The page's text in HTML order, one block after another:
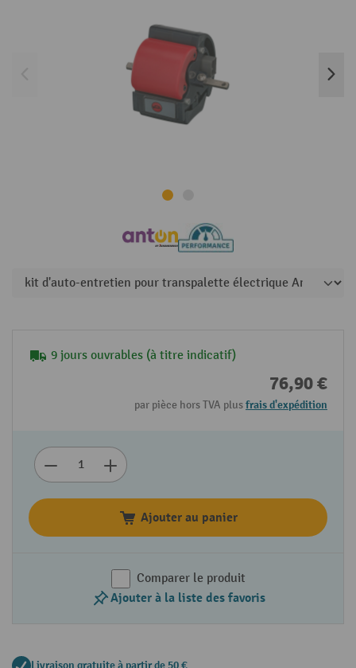
9 jours ouvrables (à titre indicatif)
76,90 €
par pièce hors TVA plusfrais d'expédition
Ajouter au panier
Comparer le produit
Ajouter à la liste des favoris